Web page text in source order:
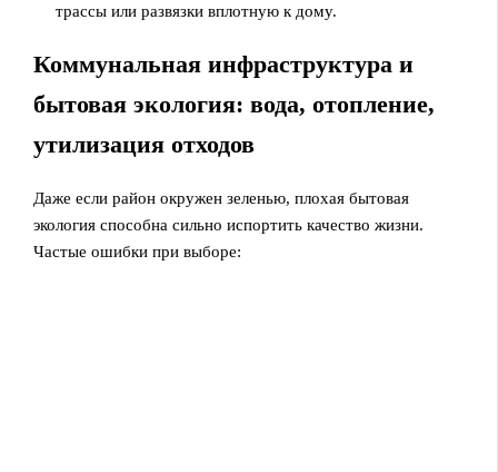
трассы или развязки вплотную к дому.
Коммунальная инфраструктура и
бытовая экология: вода, отопление,
утилизация отходов
Даже если район окружен зеленью, плохая бытовая
экология способна сильно испортить качество жизни.
Частые ошибки при выборе: